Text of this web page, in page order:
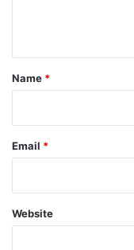
*
Name *
Email *
Website